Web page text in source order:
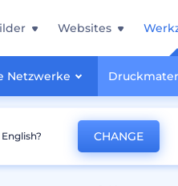
Websites
Netzwerke
CHANGE